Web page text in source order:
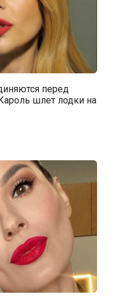
перед
шлет лодки на